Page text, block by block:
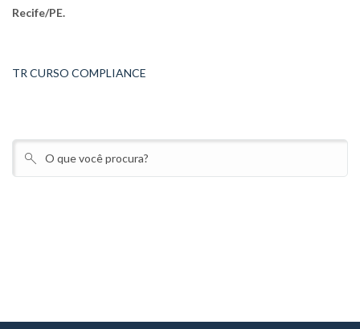
Recife/PE.
TR CURSO COMPLIANCE